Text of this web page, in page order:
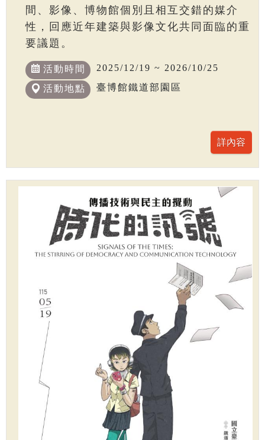
間、影像、博物館個別且相互交錯的媒介
性，回應近年建築與影像文化共同面臨的重
要議題。
活動時間 2025/12/19 ~ 2026/10/25
活動地點 臺博館鐵道部園區